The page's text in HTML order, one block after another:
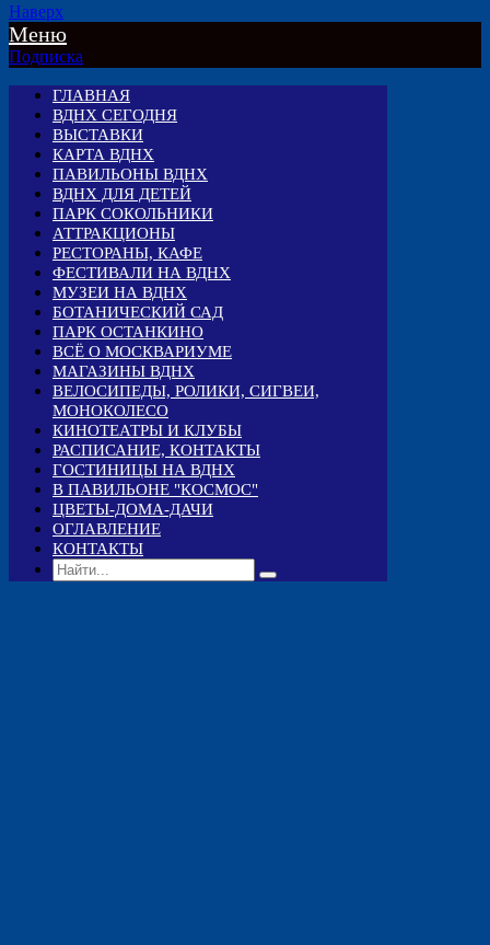
Наверх
Меню
Подписка
ГЛАВНАЯ
ВДНХ СЕГОДНЯ
ВЫСТАВКИ
КАРТА ВДНХ
ПАВИЛЬОНЫ ВДНХ
ВДНХ ДЛЯ ДЕТЕЙ
ПАРК СОКОЛЬНИКИ
АТТРАКЦИОНЫ
РЕСТОРАНЫ, КАФЕ
ФЕСТИВАЛИ НА ВДНХ
МУЗЕИ НА ВДНХ
БОТАНИЧЕСКИЙ САД
ПАРК ОСТАНКИНО
ВСЁ О МОСКВАРИУМЕ
МАГАЗИНЫ ВДНХ
ВЕЛОСИПЕДЫ, РОЛИКИ, СИГВЕИ,
МОНОКОЛЕСО
КИНОТЕАТРЫ И КЛУБЫ
РАСПИСАНИЕ, КОНТАКТЫ
ГОСТИНИЦЫ НА ВДНХ
В ПАВИЛЬОНЕ "КОСМОС"
ЦВЕТЫ-ДОМА-ДАЧИ
ОГЛАВЛЕНИЕ
КОНТАКТЫ